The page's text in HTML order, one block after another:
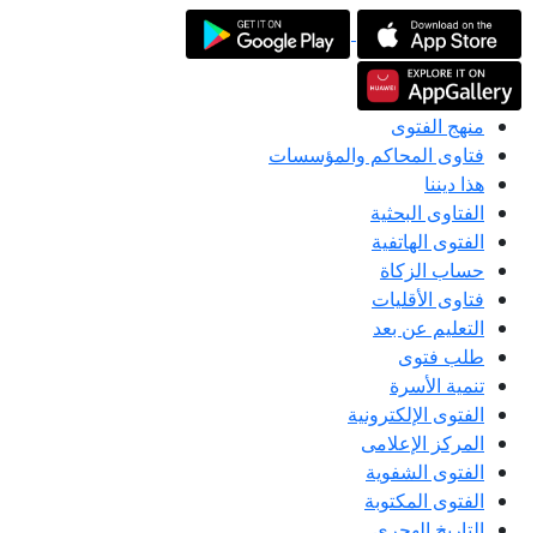
منهج الفتوى
فتاوى المحاكم والمؤسسات
هذا ديننا
الفتاوى البحثية
الفتوى الهاتفية
حساب الزكاة
فتاوى الأقليات
التعليم عن بعد
طلب فتوى
تنمية الأسرة
الفتوى الإلكترونية
المركز الإعلامى
الفتوى الشفوية
الفتوى المكتوبة